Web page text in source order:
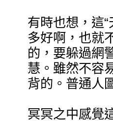
有時也想，這
多好啊，也就
的，要躲過網
慧。雖然不容
背的。普通人
冥冥之中感覺